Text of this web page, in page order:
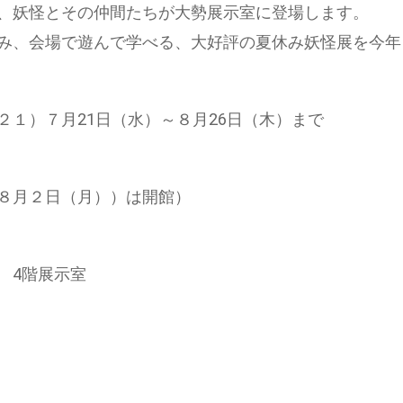
妖怪とその仲間たちが大勢展示室に登場します。
、会場で遊んで学べる、大好評の夏休み妖怪展を今
１）７月21日（水）～８月26日（木）まで
月２日（月））は開館）
4階展示室